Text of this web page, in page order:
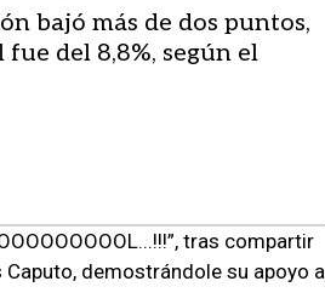
bajó más de dos puntos,
del 8,8%, según el
tras compartir
demostrándole su apoyo a